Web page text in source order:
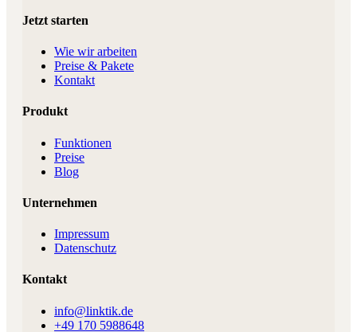
Jetzt starten
Wie wir arbeiten
Preise & Pakete
Kontakt
Produkt
Funktionen
Preise
Blog
Unternehmen
Impressum
Datenschutz
Kontakt
info@linktik.de
+49 170 5988648